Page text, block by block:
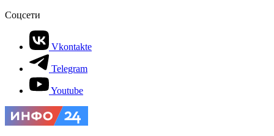
Соцсети
Vkontakte
Telegram
Youtube